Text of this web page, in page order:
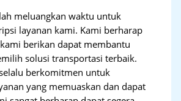
meluangkan waktu untuk
layanan kami. Kami berharap
berikan dapat membantu
solusi transportasi terbaik.
berkomitmen untuk
yang memuaskan dan dapat